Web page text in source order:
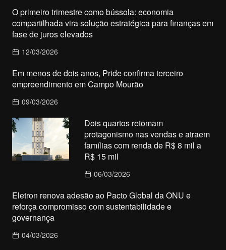
O primeiro trimestre como bússola: economia
compartilhada vira solução estratégica para finanças em
fase de juros elevados
12/03/2026
Em menos de dois anos, Pride confirma terceiro
empreendimento em Campo Mourão
09/03/2026
Dois quartos retomam
protagonismo nas vendas e atraem
famílias com renda de R$ 8 mil a
R$ 15 mil
06/03/2026
Eletron renova adesão ao Pacto Global da ONU e
reforça compromisso com sustentabilidade e
governança
04/03/2026